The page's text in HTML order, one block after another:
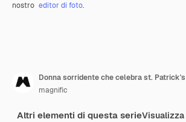
nostro editor di foto.
Donna sorridente che celebra st.
magnific
Altri elementi di questa serie